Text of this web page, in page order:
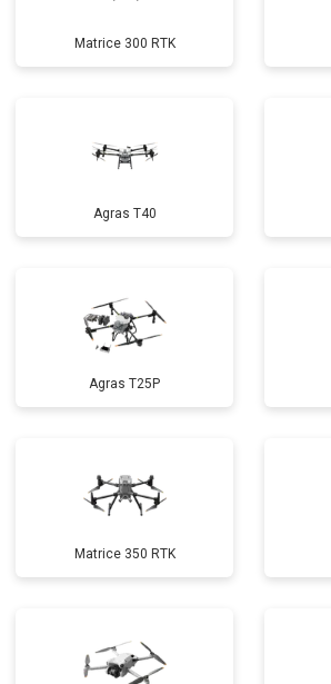
Matrice 300 RTK
Agras T40
Agras T25P
Matrice 350 RTK